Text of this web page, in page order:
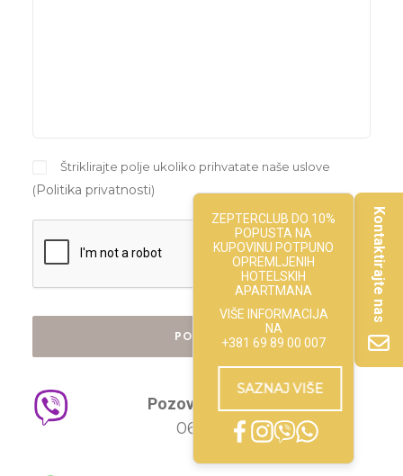
Kontaktirajte nas
ZEPTERCLUB DO 10%
POPUSTA NA
KUPOVINU POTPUNO
OPREMLJENIH
HOTELSKIH
APARTMANA
VIŠE INFORMACIJA
NA
+381 69 89 00 007
SAZNAJ VIŠE
Štriklirajte polje ukoliko prihvatate naše uslove
(Politika privatnosti)
Pozovite nas na Viber
0698900007